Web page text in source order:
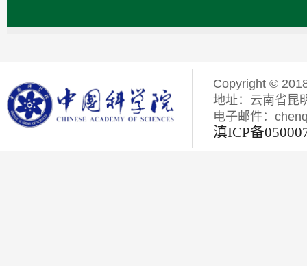
Copyright ©
地址：云南省昆
电子邮件：
滇ICP备